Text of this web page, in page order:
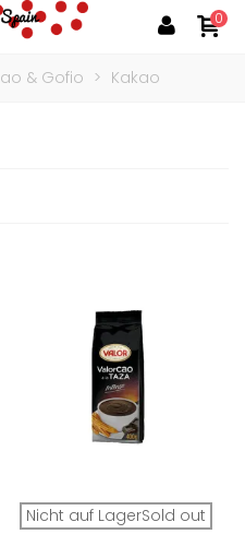
0
& Gofio > Kakao
Nicht auf LagerSold out